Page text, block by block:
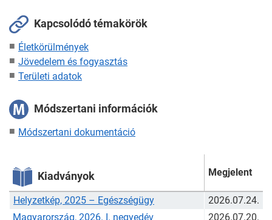
Kapcsolódó témakörök
Életkörülmények
Jövedelem és fogyasztás
Területi adatok
Módszertani információk
Módszertani dokumentáció
Kiadványok Megjelent
Helyzetkép, 2025 – Egészségügy
2026.07.24.
Magyarország, 2026. I. negyedév
2026.07.20.